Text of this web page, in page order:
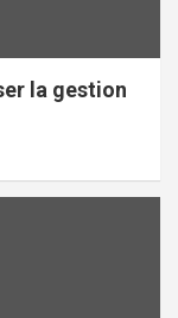
la gestion